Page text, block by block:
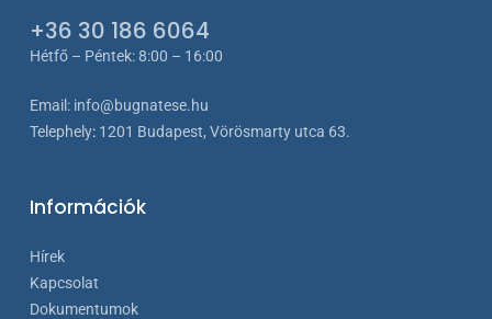
+36 30 186 6064
Hétfő – Péntek: 8:00 – 16:00
Email: info@bugnatese.hu
Telephely: 1201 Budapest, Vörösmarty utca 63.
Információk
Hírek
Kapcsolat
Dokumentumok